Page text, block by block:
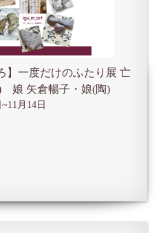
】一度だけのふたり展 亡
娘 矢倉暢子・娘(陶)
月14日